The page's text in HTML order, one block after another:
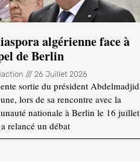
algérienne face à
de Berlin
26 Juillet 2026
sortie du président Abdelmadjid
lors de sa rencontre avec la
nationale à Berlin le 16 juillet
relancé un débat